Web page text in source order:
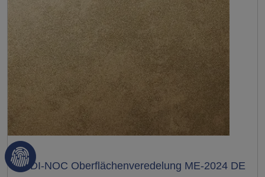
Test
3M DI-NOC Oberflächenveredelung ME-2024 DE